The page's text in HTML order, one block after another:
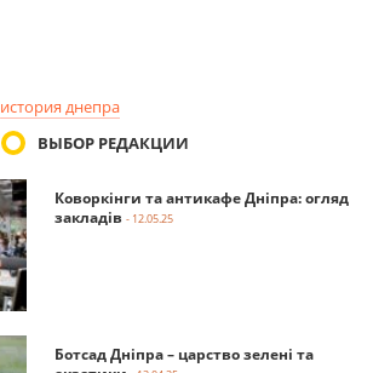
история днепра
ВЫБОР РЕДАКЦИИ
Коворкінги та антикафе Дніпра: огляд
закладів - 12.05.25
Ботсад Дніпра – царство зелені та